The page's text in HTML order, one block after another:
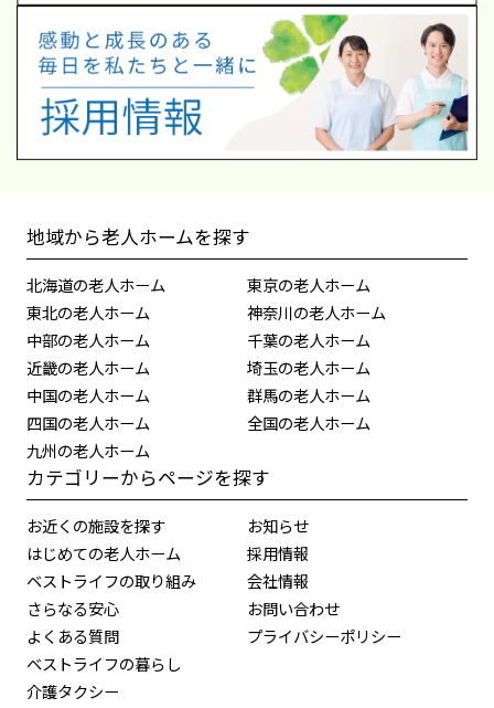
地域から老人ホームを探す
北海道の老人ホーム
東北の老人ホーム
中部の老人ホーム
近畿の老人ホーム
中国の老人ホーム
四国の老人ホーム
九州の老人ホーム
東京の老人ホーム
神奈川の老人ホーム
千葉の老人ホーム
埼玉の老人ホーム
群馬の老人ホーム
全国の老人ホーム
カテゴリーからページを探す
お近くの施設を探す
はじめての老人ホーム
ベストライフの取り組み
さらなる安心
よくある質問
ベストライフの暮らし
介護タクシー
お知らせ
採用情報
会社情報
お問い合わせ
プライバシーポリシー